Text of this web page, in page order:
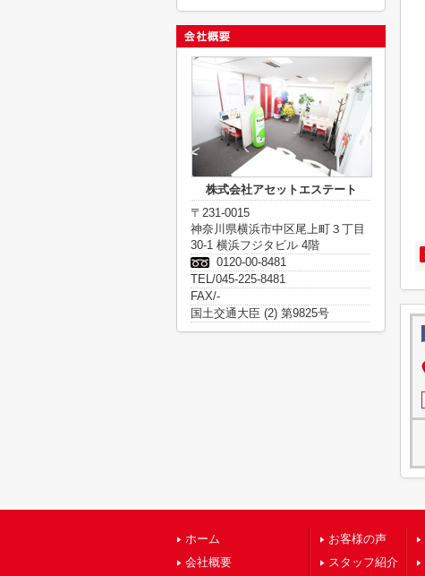
株式会社アセットエステート
〒231-0015
神奈川県横浜市中区尾上町３丁目
30-1 横浜フジタビル 4階
0120-00-8481
TEL/045-225-8481
FAX/-
国土交通大臣 (2) 第9825号
ホーム
会社概要
お客様の声
スタッフ紹介